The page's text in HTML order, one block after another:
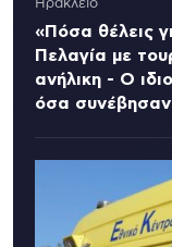
Ηράκλειο
«Πόσα θέλεις
Πελαγία με
ανήλικη - Ο
όσα συνέβησαν